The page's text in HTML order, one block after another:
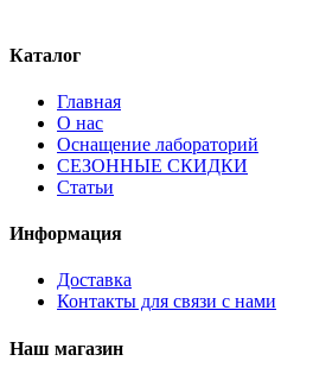
Каталог
Главная
О нас
Оснащение лабораторий
СЕЗОННЫЕ СКИДКИ
Статьи
Информация
Доставка
Контакты для связи с нами
Наш магазин